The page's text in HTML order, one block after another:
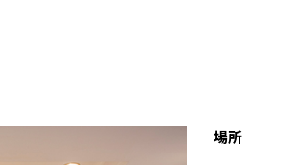
場所